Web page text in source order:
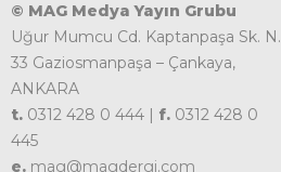
© MAG Medya Yayın Grubu
Uğur Mumcu Cd. Kaptanpaşa Sk. N.
33 Gaziosmanpaşa – Çankaya,
ANKARA
t. 0312 428 0 444 | f. 0312 428 0
445
e. mag@magdergi.com